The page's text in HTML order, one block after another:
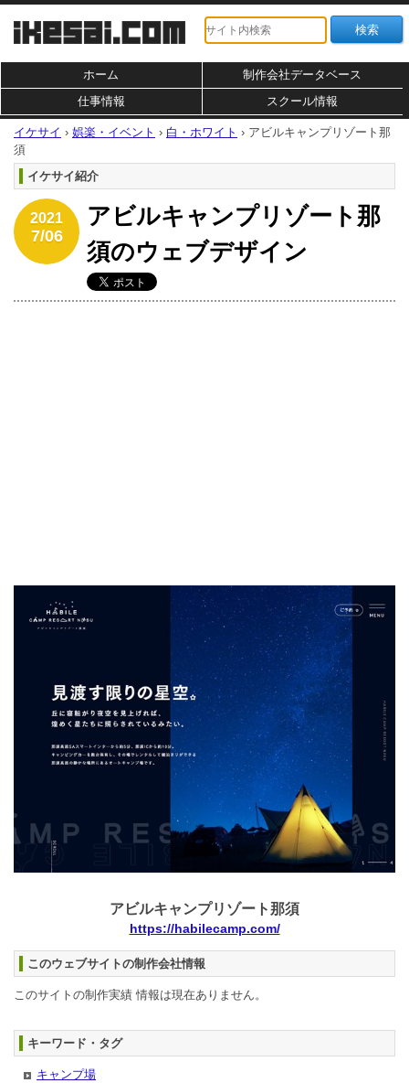
ホーム
制作会社データベース
仕事情報
スクール情報
イケサイ › 娯楽・イベント › 白・ホワイト › アビルキャンプリゾート那
須
イケサイ紹介
2021
7/06
アビルキャンプリゾート那
須のウェブデザイン
アビルキャンプリゾート那須
https://habilecamp.com/
このウェブサイトの制作会社情報
このサイトの制作実績 情報は現在ありません。
キーワード・タグ
キャンプ場